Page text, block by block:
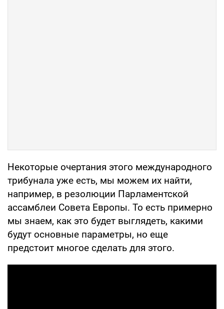
Некоторые очертания этого международного
трибунала уже есть, мы можем их найти,
например, в резолюции Парламентской
ассамблеи Совета Европы. То есть примерно
мы знаем, как это будет выглядеть, какими
будут основные параметры, но еще
предстоит многое сделать для этого.